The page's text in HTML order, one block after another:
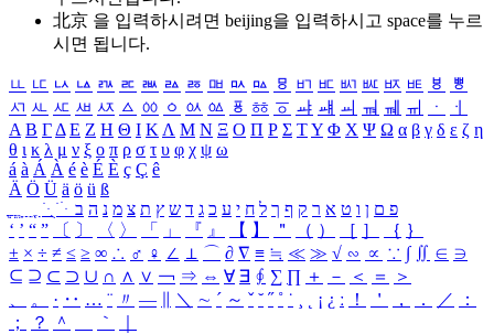
北京 을 입력하시려면 beijing을 입력하시고 space를 누르
시면 됩니다.
ㅥ ㅦ ㅧ ㅨ ㅩ ㅪ ㅫ ㅬ ㅭ ㅮ ㅯ ㅰ ㅱ ㅲ ㅳ ㅴ ㅵ ㅶ ㅷ ㅸ
ㅹ
ㅺ ㅻ ㅼ ㅽ ㅾ ㅿ ㆀ ㆁ ㆂ ㆃ ㆄ ㆅ ㆆ ㆇ ㆈ ㆉ ㆊ ㆋ ㆌ ㆍ
ㆎ
Α Β ΓΔ Ε Ζ Η Θ Ι ΚΛ Μ Ν Ξ Ο Π Ρ Σ ΤΥ Φ Χ Ψ Ω α β γ δ ε ζ η
θ ι κ λ μ ν ξ ο π ρ σ τ υ φ χ ψ ω
á à Á À é è É È ç Ç ê
Ä Ö Ü ä ö ü ß
ִֶֹ ֻּ ׁׂ פ ם ן ו ט א ר ק ף ך ל ח י ע כ ג ד ש ץ ת צ מ נ ה ב
‘ ’ “ ” 〔 〕 〈 〉 「 」 『 』 【 】 ＂ （ ） ［ ］ ｛ ｝
± × ÷ ≠ ≤ ≥ ∞ ∴ ♂ ♀ ∠ ⊥ ⌒ ∂ ∇ ≡ ≒ ≪ ≫ √ ∽ ∝ ∵ ∫ ∬ ∈ ∋
⊆ ⊇ ⊂ ⊃ ∪ ∩ ∧ ∨ ￢ ⇒ ⇔ ∀ ∃ ∮ ∑ ∏ ＋ － ＜ ＝
＞
、
。 · ‥ … ¨ 〃 ― ＼ ∼ ´ ～ ˇ ˘ ˝ ˚ ˙ ¸ ¡ ¿ ː ！ ＇ ， ． ／
：
；
？ ＾ ｀